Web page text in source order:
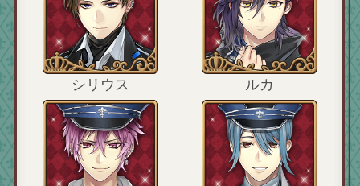
シリウス ルカ